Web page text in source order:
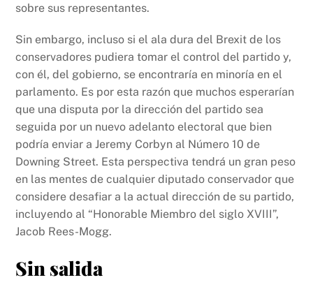
sobre sus representantes.
Sin embargo, incluso si el ala dura del Brexit de los
conservadores pudiera tomar el control del partido y,
con él, del gobierno, se encontraría en minoría en el
parlamento. Es por esta razón que muchos esperarían
que una disputa por la dirección del partido sea
seguida por un nuevo adelanto electoral que bien
podría enviar a Jeremy Corbyn al Número 10 de
Downing Street. Esta perspectiva tendrá un gran peso
en las mentes de cualquier diputado conservador que
considere desafiar a la actual dirección de su partido,
incluyendo al “Honorable Miembro del siglo XVIII”,
Jacob Rees-Mogg.
Sin salida